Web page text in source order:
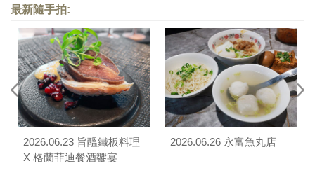
最新隨手拍:
2026.06.23 旨醞鐵板料理
X 格蘭菲迪餐酒饗宴
2026.06.26 永富魚丸店